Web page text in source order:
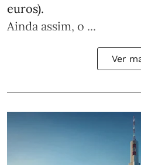
euros).
Ainda assim, o ...
Ver